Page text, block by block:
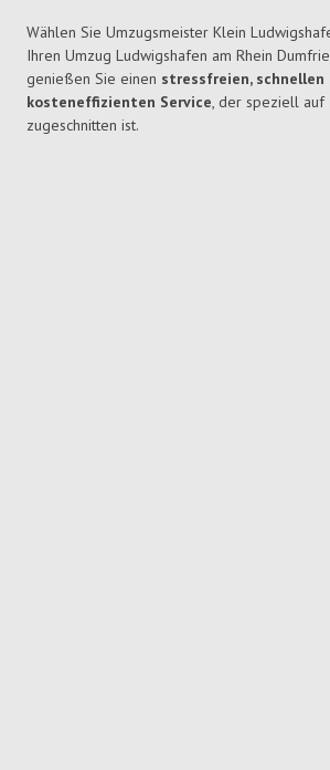
Wählen Sie Umzugsmeister Klein
Ihren Umzug Ludwigshafen am Rhein
genießen Sie einen stressfreien, schnellen
kosteneffizienten Service, der speziell auf
zugeschnitten ist.